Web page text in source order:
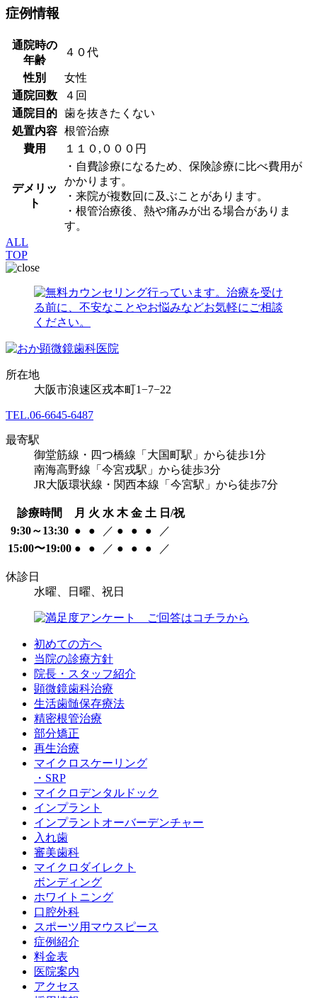
症例情報
通院時の
年齢
４０代
性別
女性
通院回数
４回
通院目的 歯を抜きたくない
処置内容 根管治療
費用
１１０,０００円
デメリッ
ト
・自費診療になるため、保険診療に比べ費用が
かかります。
・来院が複数回に及ぶことがあります。
・根管治療後、熱や痛みが出る場合がありま
す。
ALL
TOP
所在地
大阪市浪速区戎本町1−7−22
TEL.06-6645-6487
最寄駅
御堂筋線・四つ橋線「大国町駅」から徒歩1分
南海高野線「今宮戎駅」から徒歩3分
JR大阪環状線・関西本線「今宮駅」から徒歩7分
診療時間 月 火 水 木 金 土 日/祝
9:30～13:30 ● ● ／ ● ● ●
／
15:00〜19:00 ● ● ／ ● ● ● ／
休診日
水曜、日曜、祝日
初めての方へ
当院の診療方針
院長・スタッフ紹介
顕微鏡歯科治療
生活歯髄保存療法
精密根管治療
部分矯正
再生治療
マイクロスケーリング
・SRP
マイクロデンタルドック
インプラント
インプラントオーバーデンチャー
入れ歯
審美歯科
マイクロダイレクト
ボンディング
ホワイトニング
口腔外科
スポーツ用マウスピース
症例紹介
料金表
医院案内
アクセス